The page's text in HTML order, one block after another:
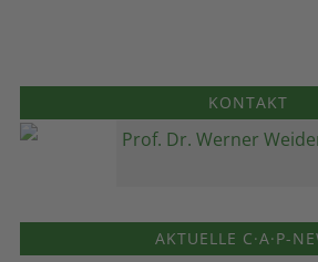
KONTAKT
Prof. Dr. Werner
AKTUELLE C·A·P-